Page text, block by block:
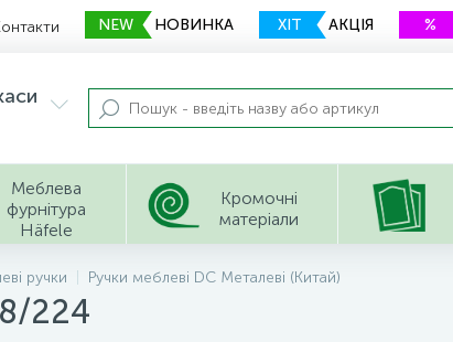
NEW НОВИНКА ХІТ АКЦІЯ %
Меблева
фурнітура
Häfele
Кромочні
матеріали
ручки Ручки меблеві DC Металевi (Китай)
224